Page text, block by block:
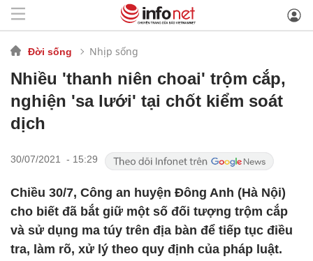
Đời sống Nhịp sống
Nhiều 'thanh niên choai' trộm cắp,
nghiện 'sa lưới' tại chốt kiểm soát
dịch
30/07/2021 - 15:29
Chiều 30/7, Công an huyện Đông Anh (Hà Nội)
cho biết đã bắt giữ một số đối tượng trộm cắp
và sử dụng ma túy trên địa bàn để tiếp tục điều
tra, làm rõ, xử lý theo quy định của pháp luật.